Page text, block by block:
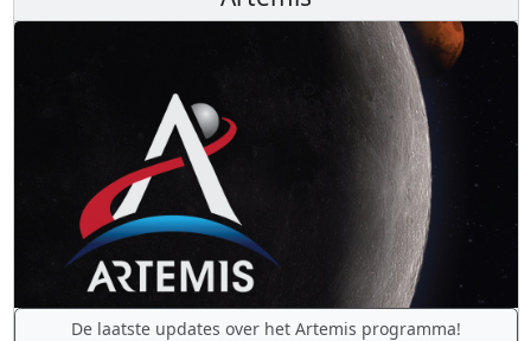
De laatste updates over het Artemis programma!